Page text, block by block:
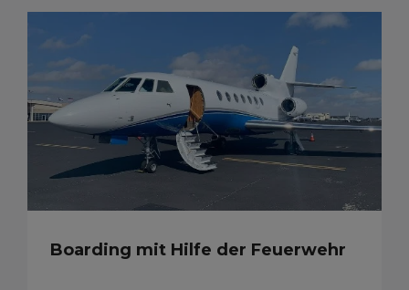
Boarding mit Hilfe der Feuerwehr